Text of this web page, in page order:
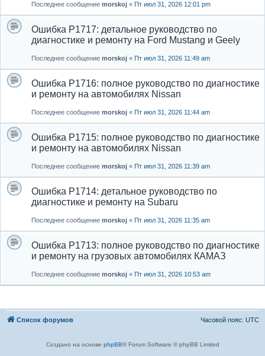
Последнее сообщение morskoj « Пт июл 31, 2026 12:01 pm
Ошибка P1717: детальное руководство по
диагностике и ремонту на Ford Mustang и Geely
Последнее сообщение morskoj « Пт июл 31, 2026 11:49 am
Ошибка P1716: полное руководство по диагностике
и ремонту на автомобилях Nissan
Последнее сообщение morskoj « Пт июл 31, 2026 11:44 am
Ошибка P1715: полное руководство по диагностике
и ремонту на автомобилях Nissan
Последнее сообщение morskoj « Пт июл 31, 2026 11:39 am
Ошибка P1714: детальное руководство по
диагностике и ремонту на Subaru
Последнее сообщение morskoj « Пт июл 31, 2026 11:35 am
Ошибка P1713: полное руководство по диагностике
и ремонту на грузовых автомобилях КАМАЗ
Последнее сообщение morskoj « Пт июл 31, 2026 10:53 am
Список форумов Часовой пояс: UTC
Создано на основе phpBB® Forum Software © phpBB Limited